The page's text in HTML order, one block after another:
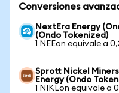
Conversiones
NextEra Energy
(Ondo Tokenized)
1 NEEon equivale a
Sprott Nickel Miners
Energy (Ondo
1 NIKLon equivale a